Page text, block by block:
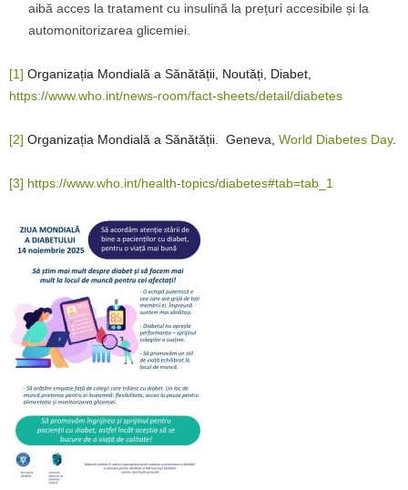
aibă acces la tratament cu insulină la prețuri accesibile și la
automonitorizarea glicemiei.
[1] Organizația Mondială a Sănătății, Noutăți, Diabet,
https://www.who.int/news-room/fact-sheets/detail/diabetes
[2] Organizația Mondială a Sănătății. Geneva, World Diabetes Day.
[3] https://www.who.int/health-topics/diabetes#tab=tab_1